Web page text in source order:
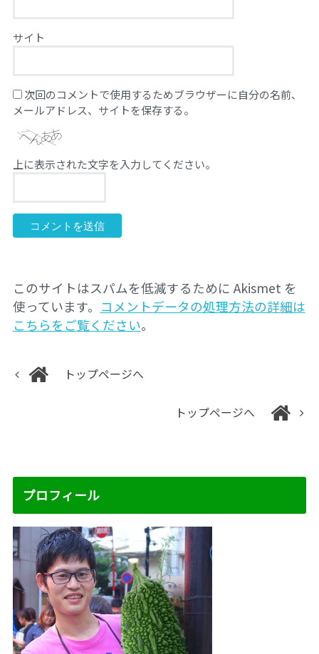
サイト
次回のコメントで使用するためブラウザーに自分の名前、
メールアドレス、サイトを保存する。
上に表示された文字を入力してください。
このサイトはスパムを低減するために Akismet を
使っています。 コメントデータの処理方法の詳細は
こちらをご覧ください。
トップページへ
トップページへ
プロフィール